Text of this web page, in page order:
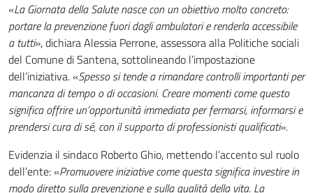
«La Giornata della Salute nasce con un obiettivo molto concreto:
portare la prevenzione fuori dagli ambulatori e renderla accessibile
a tutti», dichiara Alessia Perrone, assessora alla Politiche sociali
del Comune di Santena, sottolineando l’impostazione
dell’iniziativa. «Spesso si tende a rimandare controlli importanti per
mancanza di tempo o di occasioni. Creare momenti come questo
significa offrire un’opportunità immediata per fermarsi, informarsi e
prendersi cura di sé, con il supporto di professionisti qualificati».
Evidenzia il sindaco Roberto Ghio, mettendo l’accento sul ruolo
dell’ente: «Promuovere iniziative come questa significa investire in
modo diretto sulla prevenzione e sulla qualità della vita. La